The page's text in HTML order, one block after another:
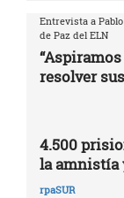
Entrevista a
de Paz del ELN
resolver
4.500
la amnistía
rpaSUR